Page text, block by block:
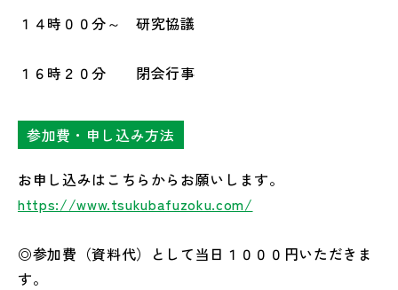
１４時００分～ 研究協議
１６時２０分 閉会行事
参加費・申し込み方法
お申し込みはこちらからお願いします。
https://www.tsukubafuzoku.com/
◎参加費（資料代）として当日１０００円いただきま
す。